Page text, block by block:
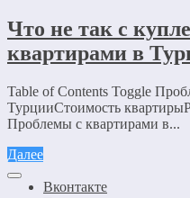
Что не так с
квартирами в
Table of Contents Toggle
ТурцииСтоимость
Проблемы с квартирами в...
Далее
Вконтакте